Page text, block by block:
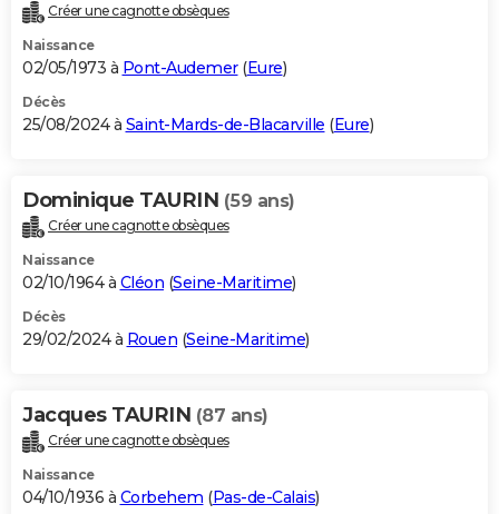
Créer une cagnotte obsèques
Naissance
02/05/1973 à Pont-Audemer(Eure)
Décès
25/08/2024 à Saint-Mards-de-Blacarville (Eure)
Dominique TAURIN (59 ans)
Créer une cagnotte obsèques
Naissance
02/10/1964 à Cléon (Seine-Maritime)
Décès
29/02/2024 à Rouen (Seine-Maritime)
Jacques TAURIN (87 ans)
Créer une cagnotte obsèques
Naissance
04/10/1936 à Corbehem (Pas-de-Calais)